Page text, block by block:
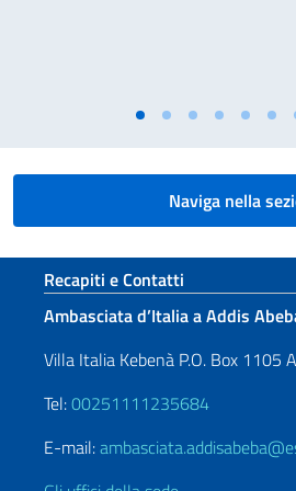
Naviga nella
Sezione footer
Recapiti e Contatti
Ambasciata d’Italia a Addis
Villa Italia Kebenà P.O. Box 1105
Tel:00251111235684
E-mail: